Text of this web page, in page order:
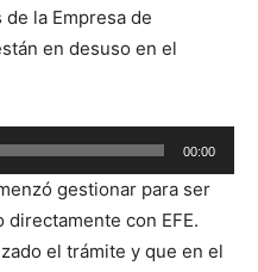
la Empresa de
en desuso en el
00:00
gestionar para ser
con EFE.
el trámite y que en el